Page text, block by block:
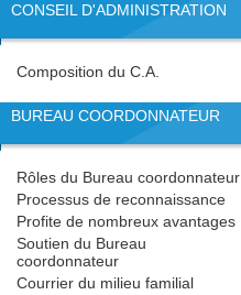
CONSEIL D'ADMINISTRATION
Composition du C.A.
BUREAU COORDONNATEUR
Rôles du Bureau coordonnateur
Processus de reconnaissance
Profite de nombreux avantages
Soutien du Bureau
coordonnateur
Courrier du milieu familial